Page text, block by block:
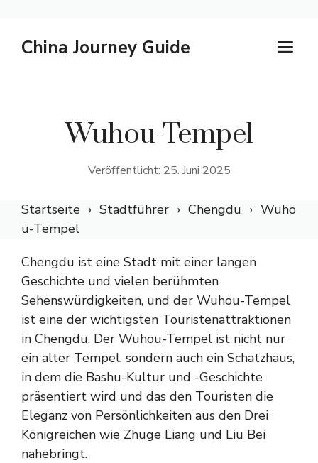
InhaltChina Journey Guide
Wuhou-Tempel
Veröffentlicht: 25. Juni 2025
Startseite Stadtführer Chengdu
Wuho
u-Tempel
Chengdu ist eine Stadt mit einer langen
Geschichte und vielen berühmten
Sehenswürdigkeiten, und der Wuhou-Tempel
ist eine der wichtigsten Touristenattraktionen
in Chengdu. Der Wuhou-Tempel ist nicht nur
ein alter Tempel, sondern auch ein Schatzhaus,
in dem die Bashu-Kultur und -Geschichte
präsentiert wird und das den Touristen die
Eleganz von Persönlichkeiten aus den Drei
Königreichen wie Zhuge Liang und Liu Bei
nahebringt.